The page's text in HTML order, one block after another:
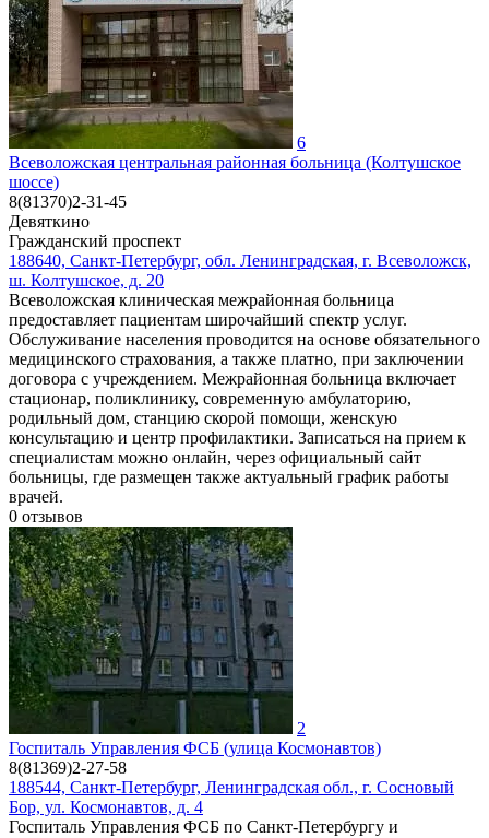
6
Всеволожская центральная районная больница (Колтушское
шоссе)
8(81370)2-31-45
Девяткино
Гражданский проспект
188640, Санкт-Петербург, обл. Ленинградская, г. Всеволожск,
ш. Колтушское, д. 20
Всеволожская клиническая межрайонная больница
предоставляет пациентам широчайший спектр услуг.
Обслуживание населения проводится на основе обязательного
медицинского страхования, а также платно, при заключении
договора с учреждением. Межрайонная больница включает
стационар, поликлинику, современную амбулаторию,
родильный дом, станцию скорой помощи, женскую
консультацию и центр профилактики. Записаться на прием к
специалистам можно онлайн, через официальный сайт
больницы, где размещен также актуальный график работы
врачей.
0 отзывов
2
Госпиталь Управления ФСБ (улица Космонавтов)
8(81369)2-27-58
188544, Санкт-Петербург, Ленинградская обл., г. Сосновый
Бор, ул. Космонавтов, д. 4
Госпиталь Управления ФСБ по Санкт-Петербургу и